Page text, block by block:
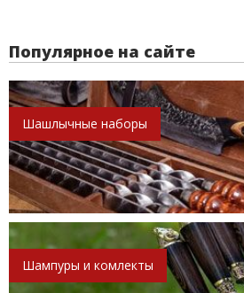
Популярное на сайте
Шашлычные наборы
Шампуры и комлекты